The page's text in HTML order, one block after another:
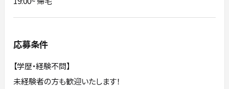
応募条件
【学歴・経験不問】
未経験者の方も歓迎いたします！